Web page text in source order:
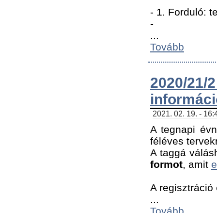
- 1. Forduló:
-
...
Tovább
2020/
2021. 02. 19. -
A tegnapi
féléves
A taggá
formot, amit
A
...